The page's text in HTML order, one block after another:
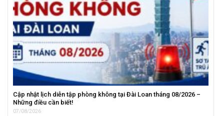
Cập nhật lịch diễn tập phòng không tại Đài Loan tháng 08/2026 –
Những điều cần biết!
07/08/2026